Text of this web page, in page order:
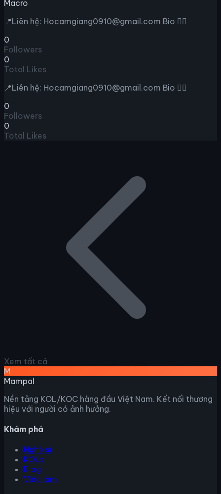
Macro
📍Liên hệ: Hocamgiang0910@gmail.com Bio 👇🏻
0
Followers
0
Total Likes
📍Liên hệ: Hocamgiang0910@gmail.com Bio 👇🏻
0
Followers
0
Total Likes
Xem tất cả
M
Mampal
Nền tảng KOL/KOC hàng đầu Việt Nam. Kết nối thương
hiệu với người có ảnh hưởng.
Khám phá
Nghệ sĩ
KOLs
Blog
Việc làm